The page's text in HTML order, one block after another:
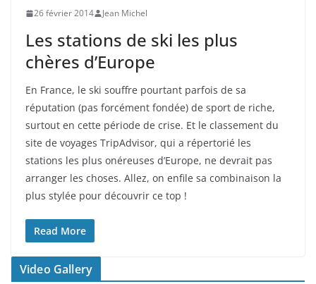
26 février 2014 Jean Michel
Les stations de ski les plus
chères d’Europe
En France, le ski souffre pourtant parfois de sa
réputation (pas forcément fondée) de sport de riche,
surtout en cette période de crise. Et le classement du
site de voyages TripAdvisor, qui a répertorié les
stations les plus onéreuses d’Europe, ne devrait pas
arranger les choses. Allez, on enfile sa combinaison la
plus stylée pour découvrir ce top !
Read More
Video Gallery